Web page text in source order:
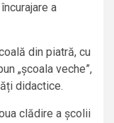
a
din piatră, cu
„școala veche”,
didactice.
clădire a școlii